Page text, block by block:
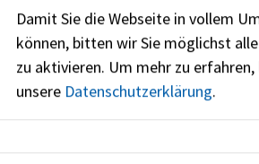
jetzt geschlossen
Montag:
09:30-15:00Uhr
Dienstag:
Damit Sie die Webseite in vollem
können, bitten wir Sie möglichst
zu aktivieren. Um mehr zu
unsere Datenschutzerklärung.